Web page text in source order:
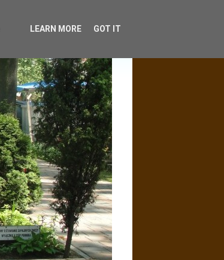
LEARN MORE GOT IT